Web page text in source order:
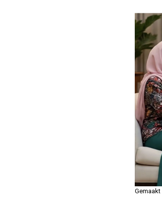
Gemaakt